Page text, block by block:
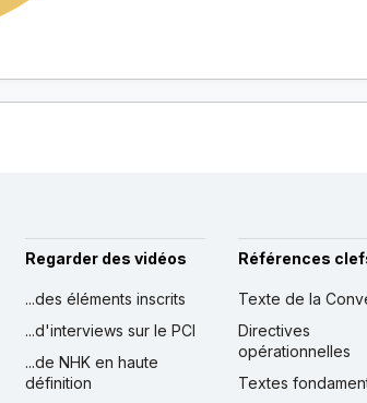
Regarder des vidéos
...des éléments inscrits
...d'interviews sur le PCI
...de NHK en haute
définition
Références
Texte de la
Directives
opérationnelles
Textes